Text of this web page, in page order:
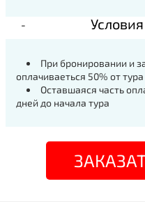
При бронировании и
оплачиваеться 50% от тура
Оставшаяся часть
дней до начала тура